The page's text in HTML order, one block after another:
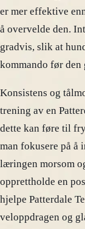
er mer effektive
å overvelde den.
gradvis, slik at
kommando før den
Konsistens og
trening av en
dette kan føre til
man fokusere på å
læringen morsom
opprettholde en
hjelpe Patterdale
veloppdragen og